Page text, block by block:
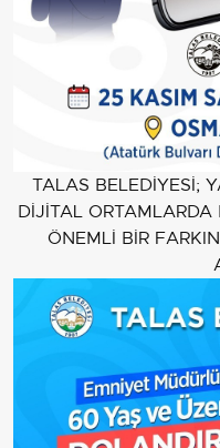
TALAS BELEDİYESİ;
DİJİTAL
ÖNEMLİ BİR